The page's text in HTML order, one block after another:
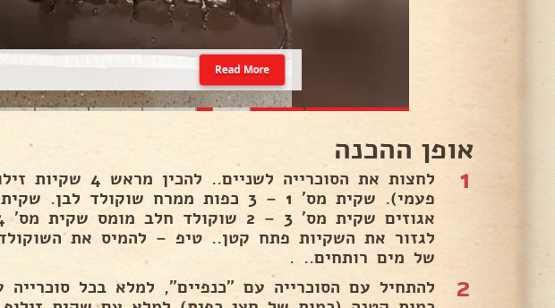
Read More
אופן ההכנה
1 לחצות את הסוכרייה
לגזור את השקיות פתח קטן.. טיפ – להמיס את
של מים רותחים.. .
2